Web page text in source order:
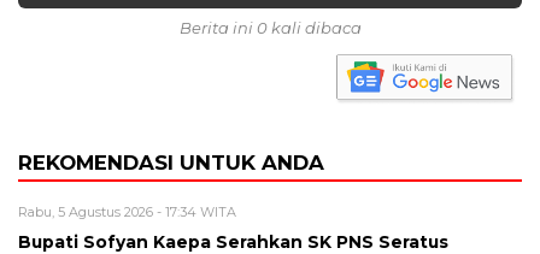
Berita ini 0 kali dibaca
REKOMENDASI UNTUK ANDA
Rabu, 5 Agustus 2026 - 17:34 WITA
Bupati Sofyan Kaepa Serahkan SK PNS Seratus